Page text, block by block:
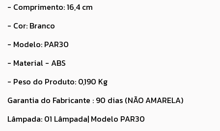
- Comprimento: 16,4 cm
- Cor: Branco
- Modelo: PAR30
- Material - ABS
- Peso do Produto: 0,190 Kg
Garantia do Fabricante : 90 dias (NÃO AMARELA)
Lâmpada: 01 Lâmpada| Modelo PAR30